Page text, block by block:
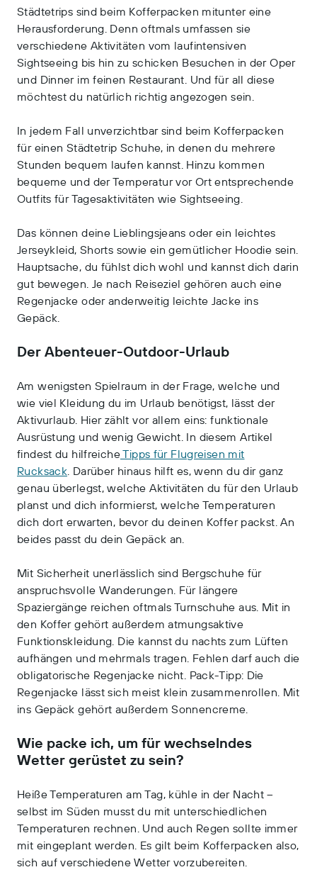
Städtetrips sind beim Kofferpacken mitunter eine
Herausforderung. Denn oftmals umfassen sie
verschiedene Aktivitäten vom laufintensiven
Sightseeing bis hin zu schicken Besuchen in der Oper
und Dinner im feinen Restaurant. Und für all diese
möchtest du natürlich richtig angezogen sein.
In jedem Fall unverzichtbar sind beim Kofferpacken
für einen Städtetrip Schuhe, in denen du mehrere
Stunden bequem laufen kannst. Hinzu kommen
bequeme und der Temperatur vor Ort entsprechende
Outfits für Tagesaktivitäten wie Sightseeing.
Das können deine Lieblingsjeans oder ein leichtes
Jerseykleid, Shorts sowie ein gemütlicher Hoodie sein.
Hauptsache, du fühlst dich wohl und kannst dich darin
gut bewegen. Je nach Reiseziel gehören auch eine
Regenjacke oder anderweitig leichte Jacke ins
Gepäck.
Der Abenteuer-Outdoor-Urlaub
Am wenigsten Spielraum in der Frage, welche und
wie viel Kleidung du im Urlaub benötigst, lässt der
Aktivurlaub. Hier zählt vor allem eins: funktionale
Ausrüstung und wenig Gewicht. In diesem Artikel
findest du hilfreicheTipps für Flugreisen mit
Rucksack . Darüber hinaus hilft es, wenn du dir ganz
genau überlegst, welche Aktivitäten du für den Urlaub
planst und dich informierst, welche Temperaturen
dich dort erwarten, bevor du deinen Koffer packst. An
beides passt du dein Gepäck an.
Mit Sicherheit unerlässlich sind Bergschuhe für
anspruchsvolle Wanderungen. Für längere
Spaziergänge reichen oftmals Turnschuhe aus. Mit in
den Koffer gehört außerdem atmungsaktive
Funktionskleidung. Die kannst du nachts zum Lüften
aufhängen und mehrmals tragen. Fehlen darf auch die
obligatorische Regenjacke nicht. Pack-Tipp: Die
Regenjacke lässt sich meist klein zusammenrollen. Mit
ins Gepäck gehört außerdem Sonnencreme.
Wie packe ich, um für wechselndes
Wetter gerüstet zu sein?
Heiße Temperaturen am Tag, kühle in der Nacht –
selbst im Süden musst du mit unterschiedlichen
Temperaturen rechnen. Und auch Regen sollte immer
mit eingeplant werden. Es gilt beim Kofferpacken also,
sich auf verschiedene Wetter vorzubereiten.